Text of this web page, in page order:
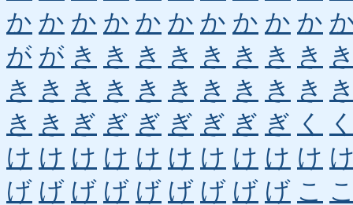
か か か か か か か か か か
が が き き き き き き き き
き き き き き き き き き き
き き ぎ ぎ ぎ ぎ ぎ ぎ ぎ く
け け け け け け け け け け
げ げ げ げ げ げ げ げ げ こ